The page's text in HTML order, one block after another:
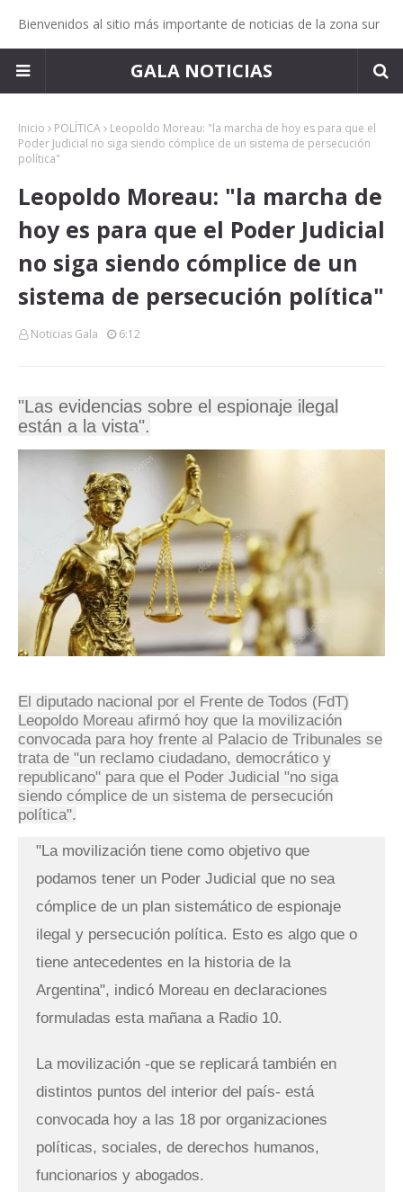
Bienvenidos al sitio más importante de noticias de la zona sur
GALA NOTICIAS
Inicio POLÍTICA
Leopoldo Moreau: "la marcha de hoy es para que el
Poder Judicial no siga siendo cómplice de un sistema de persecución
política"
Leopoldo Moreau: "la marcha de
hoy es para que el Poder Judicial
no siga siendo cómplice de un
sistema de persecución política"
Noticias Gala 6:12
"Las evidencias sobre el espionaje ilegal
están a la vista".
El diputado nacional por el Frente de Todos (FdT)
Leopoldo Moreau afirmó hoy que la movilización
convocada para hoy frente al Palacio de Tribunales se
trata de "un reclamo ciudadano, democrático y
republicano" para que el Poder Judicial "no siga
siendo cómplice de un sistema de persecución
política".
"La movilización tiene como objetivo que
podamos tener un Poder Judicial que no sea
cómplice de un plan sistemático de espionaje
ilegal y persecución política. Esto es algo que o
tiene antecedentes en la historia de la
Argentina", indicó Moreau en declaraciones
formuladas esta mañana a Radio 10.
La movilización -que se replicará también en
distintos puntos del interior del país- está
convocada hoy a las 18 por organizaciones
políticas, sociales, de derechos humanos,
funcionarios y abogados.